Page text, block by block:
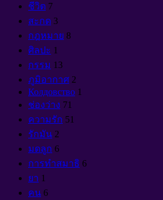
ชีวิต 7
สะกด 3
กฎหมาย 8
ศิลปะ 1
กรรม 13
ภูมิอากาศ 2
Колдовство 1
ช่องว่าง 71
ความรัก 51
รักมัน 2
มดลูก 6
การทำสมาธิ 6
ยา 1
คน 6